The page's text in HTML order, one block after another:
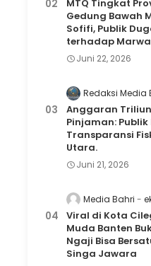
MTQ Tingkat
Gedung Bawah
Sofifi, Publik
terhadap
Juni 22, 2026
Redaksi Media
Anggaran
Pinjaman:
Transparansi
Utara.
Juni 21, 2026
Media Bahri
Viral di Kota
Muda Banten
Ngaji Bisa
Singa Jawara